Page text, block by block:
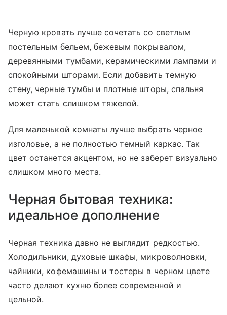
Черную кровать лучше сочетать со светлым
постельным бельем, бежевым покрывалом,
деревянными тумбами, керамическими лампами и
спокойными шторами. Если добавить темную
стену, черные тумбы и плотные шторы, спальня
может стать слишком тяжелой.
Для маленькой комнаты лучше выбрать черное
изголовье, а не полностью темный каркас. Так
цвет останется акцентом, но не заберет визуально
слишком много места.
Черная бытовая техника:
идеальное дополнение
Черная техника давно не выглядит редкостью.
Холодильники, духовые шкафы, микроволновки,
чайники, кофемашины и тостеры в черном цвете
часто делают кухню более современной и
цельной.